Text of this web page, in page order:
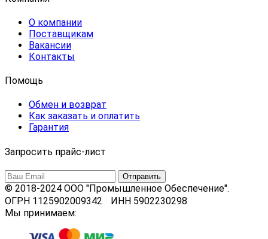
О компании
Поставщикам
Вакансии
Контакты
Помощь
Обмен и возврат
Как заказать и оплатить
Гарантия
Запросить прайс-лист
© 2018-2024 ООО "Промышленное Обеспечение".
ОГРН 1125902009342 ИНН 5902230298
Мы принимаем: